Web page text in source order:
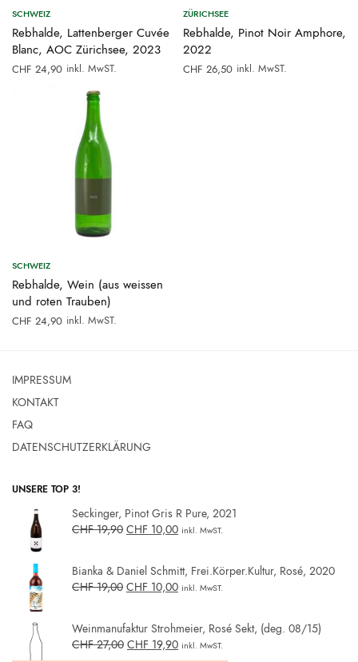
SCHWEIZ
Rebhalde, Lattenberger Cuvée
Blanc, AOC Zürichsee, 2023
CHF 24,90 inkl. MwST.
ZÜRICHSEE
Rebhalde, Pinot Noir Amphore,
2022
CHF 26,50 inkl. MwST.
SCHWEIZ
Rebhalde, Wein (aus weissen
und roten Trauben)
CHF 24,90 inkl. MwST.
IMPRESSUM
KONTAKT
FAQ
DATENSCHUTZERKLÄRUNG
UNSERE TOP 3!
Seckinger, Pinot Gris R Pure, 2021
CHF19,90 CHF 10,00 inkl. MwST.
Bianka & Daniel Schmitt, Frei.Körper.Kultur, Rosé, 2020
CHF19,00 CHF 10,00 inkl. MwST.
Weinmanufaktur Strohmeier, Rosé Sekt, (deg. 08/15)
CHF27,00 CHF 19,90 inkl. MwST.